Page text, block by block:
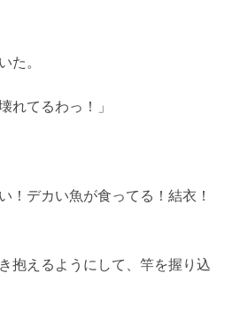
た。
れてるわっ！」
！デカい魚が食ってる！結衣！
抱えるようにして、竿を握り込